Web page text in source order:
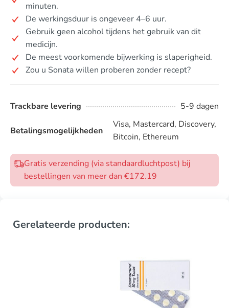
minuten.
De werkingsduur is ongeveer 4–6 uur.
Gebruik geen alcohol tijdens het gebruik van dit
medicijn.
De meest voorkomende bijwerking is slaperigheid.
Zou u Sonata willen proberen zonder recept?
Trackbare levering 5-9 dagen
Betalingsmogelijkheden
Visa, Mastercard, Discovery,
Bitcoin, Ethereum
Gratis verzending (via standaardluchtpost) bij
bestellingen van meer dan €172.19
Gerelateerde producten: